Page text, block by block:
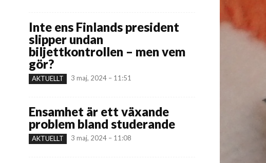
Inte ens Finlands president
slipper undan
biljettkontrollen – men vem
gör?
AKTUELLT 3 maj, 2024 – 11:51
Ensamhet är ett växande
problem bland studerande
AKTUELLT 3 maj, 2024 – 11:08